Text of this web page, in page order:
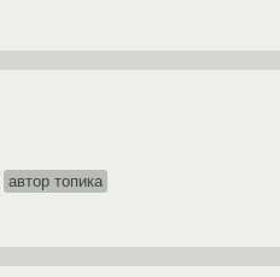
автор топика